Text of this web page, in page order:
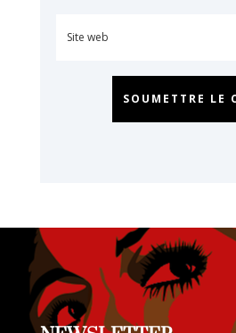
SOUMETTRE LE